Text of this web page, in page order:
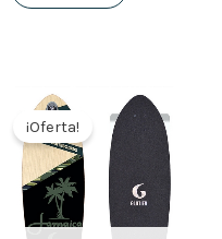
¡Oferta!
precio
original
era:
280,00€.
precio
actual
es: